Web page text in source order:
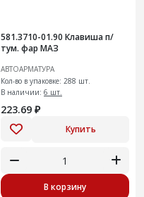
581.3710-01.90 Клавиша п/
тум. фар МАЗ
АВТОАРМАТУРА
Кол-во в упаковке: 288 шт.
В наличии: 6 шт.
223.69 ₽
Купить
В корзину